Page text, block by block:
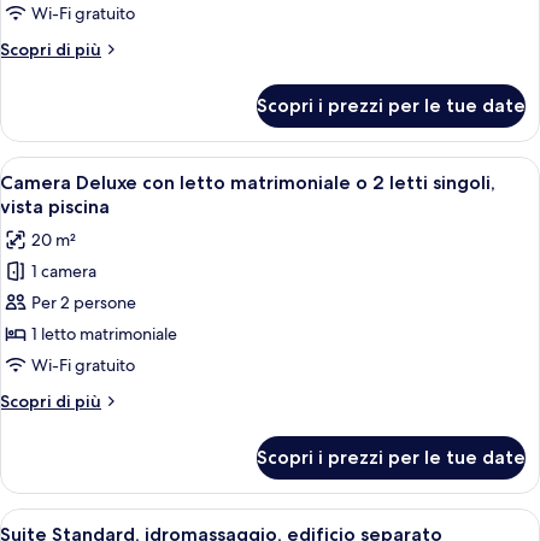
letto
o
singoli,
vista
montagna
Wi-Fi gratuito
Scopri di più
Altri
Standard
con
letto
matrimoniale
2
letti
singoli,
vista
montagna
Scopri i prezzi per le tue date
Apri
tutte
le
foto
per
Camera
Deluxe
con
letto
matrimoniale
2
letti
singoli,
Camera Deluxe con letto
6
Camera Deluxe con letto matrimoniale o 2 letti singoli,
vista piscina
20 m²
1 camera
Per 2 persone
1 letto matrimoniale
Wi-Fi gratuito
Scopri di più
Altri
Deluxe
con
letto
Scopri i prezzi per le tue date
Apri
Una camera da letto con un letto,
6
Suite Standard, idromassaggio, edificio separato